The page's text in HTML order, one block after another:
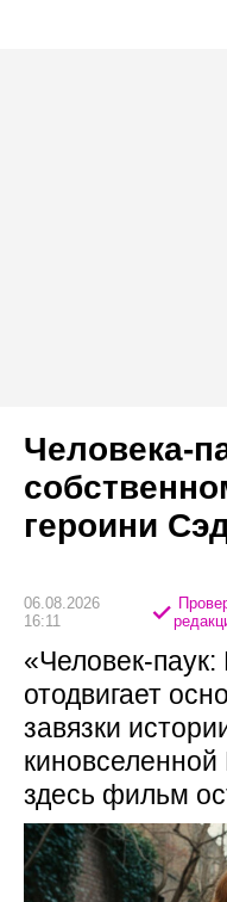
Человека-
героини
06.08.2026
16:11
«Человек-
отодвигает
завязки
здесь фильм